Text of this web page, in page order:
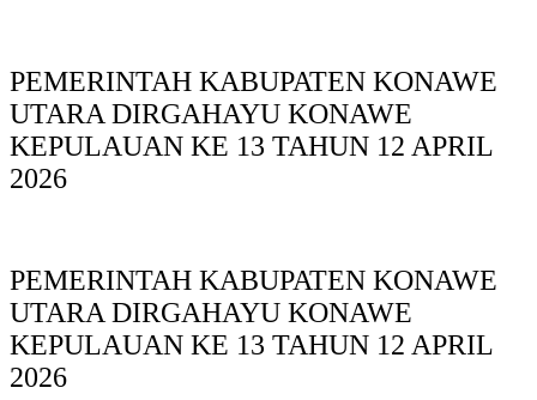
PEMERINTAH KABUPATEN KONAWE
UTARA DIRGAHAYU KONAWE
KEPULAUAN KE 13 TAHUN 12 APRIL
2026
PEMERINTAH KABUPATEN KONAWE
UTARA DIRGAHAYU KONAWE
KEPULAUAN KE 13 TAHUN 12 APRIL
2026